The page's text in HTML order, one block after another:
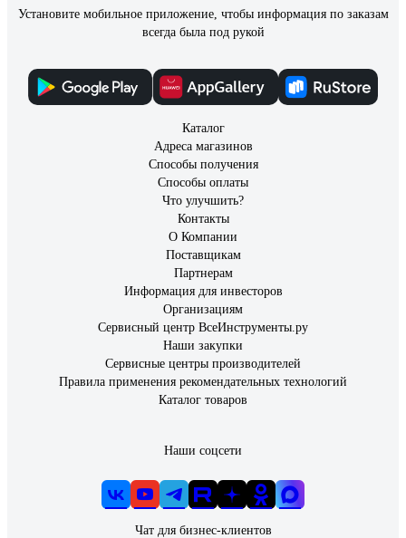
Установите мобильное приложение, чтобы информация по заказам
всегда была под рукой
Каталог
Адреса магазинов
Способы получения
Способы оплаты
Что улучшить?
Контакты
О Компании
Поставщикам
Партнерам
Информация для инвесторов
Организациям
Сервисный центр ВсеИнструменты.ру
Наши закупки
Сервисные центры производителей
Правила применения рекомендательных технологий
Каталог товаров
Наши соцсети
Чат для бизнес-клиентов